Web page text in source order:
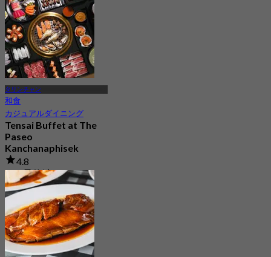
タリンチャン
和食
カジュアルダイニング
Tensai Buffet at The
Paseo
Kanchanaphisek
4.8
345 予約済み
から฿ 548